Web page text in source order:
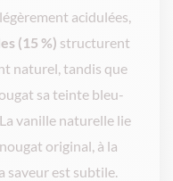
acidulées,
(15 %) structurent
naturel, tandis que
sa teinte bleu-
vanille naturelle lie
original, à la
saveur est subtile.